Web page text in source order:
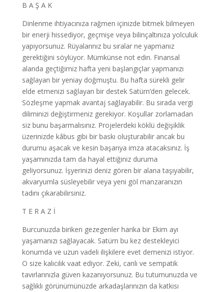
B A Ş A K
Dinlenme ihtiyacınıza rağmen içinizde bitmek bilmeyen
bir enerji hissediyor, geçmişe veya bilinçaltınıza yolculuk
yapıyorsunuz. Rüyalarınız bu sıralar ne yapmanız
gerektiğini söylüyor. Mümkünse not edin. Finansal
alanda geçtiğimiz hafta yeni başlangıçlar yapmanızı
sağlayan bir yeniay doğmuştu. Bu hafta sürekli gelir
elde etmenizi sağlayan bir destek Satürn’den gelecek.
Sözleşme yapmak avantaj sağlayabilir. Bu sırada vergi
diliminizi değiştirmeniz gerekiyor. Koşullar zorlamadan
siz bunu başarmalısınız. Projelerdeki köklü değişiklik
üzerinizde kâbus gibi bir baskı oluşturabilir ancak bu
durumu aşacak ve kesin başarıya imza atacaksınız. İş
yaşamınızda tam da hayal ettiğiniz duruma
geliyorsunuz. İşyerinizi deniz gören bir alana taşıyabilir,
akvaryumla süsleyebilir veya yeni göl manzaranızın
tadını çıkarabilirsiniz.
T E R A Z İ
Burcunuzda biriken gezegenler harika bir Ekim ayı
yaşamanızı sağlayacak. Satürn bu kez destekleyici
konumda ve uzun vadeli ilişkilere evet demenizi istiyor.
O size kalıcılık vaat ediyor. Zeki, canlı ve sempatik
tavırlarınızla güven kazanıyorsunuz. Bu tutumunuzda ve
sağlıklı görünümünüzde arkadaşlarınızın da katkısı